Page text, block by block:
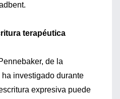
terapéutica
de la
investigado durante
expresiva puede